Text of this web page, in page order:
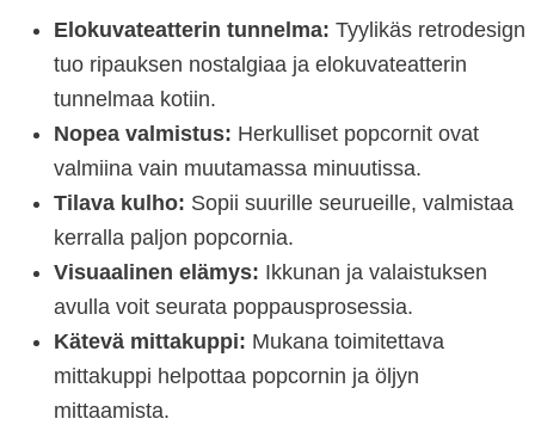
Elokuvateatterin tunnelma: Tyylikäs retrodesign
tuo ripauksen nostalgiaa ja elokuvateatterin
tunnelmaa kotiin.
Nopea valmistus: Herkulliset popcornit ovat
valmiina vain muutamassa minuutissa.
Tilava kulho: Sopii suurille seurueille, valmistaa
kerralla paljon popcornia.
Visuaalinen elämys: Ikkunan ja valaistuksen
avulla voit seurata poppausprosessia.
Kätevä mittakuppi: Mukana toimitettava
mittakuppi helpottaa popcornin ja öljyn
mittaamista.